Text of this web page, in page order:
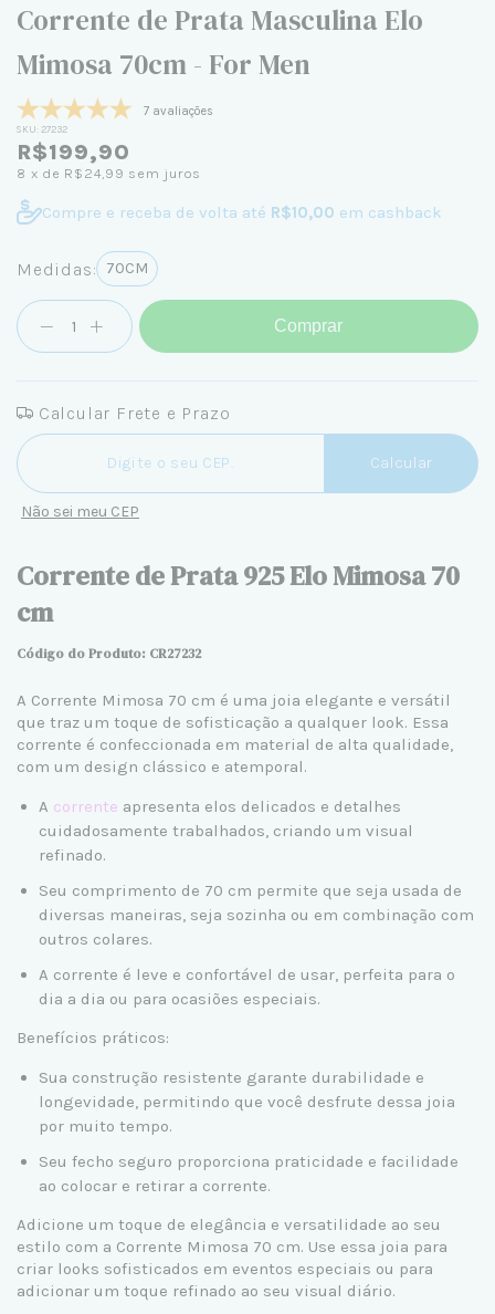
Corrente de Prata Masculina Elo
Mimosa 70cm - For Men
7 avaliações
SKU: 27232
R$199,90
8 x de R$24,99 sem juros
Compre e receba de volta até R$10,00 em cashback
Medidas: 70CM
Comprar
Calcular Frete e Prazo
Entregas para o CEP:
Calcular
Não sei meu CEP
Corrente de Prata 925 Elo Mimosa 70
cm
Código do Produto: CR27232
A Corrente Mimosa 70 cm é uma joia elegante e versátil
que traz um toque de sofisticação a qualquer look. Essa
corrente é confeccionada em material de alta qualidade,
com um design clássico e atemporal.
A corrente apresenta elos delicados e detalhes
cuidadosamente trabalhados, criando um visual
refinado.
Seu comprimento de 70 cm permite que seja usada de
diversas maneiras, seja sozinha ou em combinação com
outros colares.
A corrente é leve e confortável de usar, perfeita para o
dia a dia ou para ocasiões especiais.
Benefícios práticos:
Sua construção resistente garante durabilidade e
longevidade, permitindo que você desfrute dessa joia
por muito tempo.
Seu fecho seguro proporciona praticidade e facilidade
ao colocar e retirar a corrente.
Adicione um toque de elegância e versatilidade ao seu
estilo com a Corrente Mimosa 70 cm. Use essa joia para
criar looks sofisticados em eventos especiais ou para
adicionar um toque refinado ao seu visual diário.